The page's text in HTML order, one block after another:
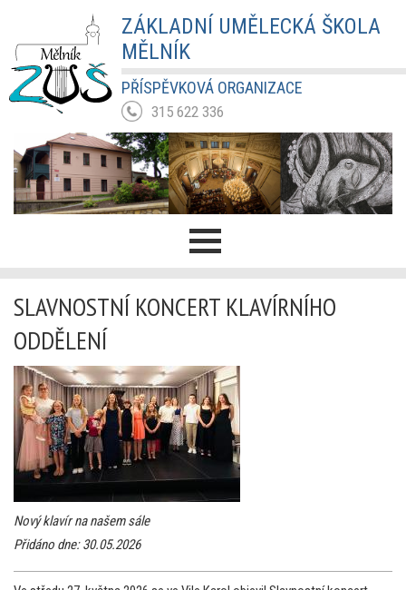
ZÁKLADNÍ UMĚLECKÁ ŠKOLA
MĚLNÍK
PŘÍSPĚVKOVÁ ORGANIZACE
315 622 336
SLAVNOSTNÍ KONCERT KLAVÍRNÍHO
ODDĚLENÍ
Nový klavír na našem sále
Přidáno dne: 30.05.2026